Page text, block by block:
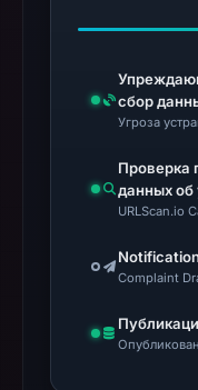
сбор
Угроза
Проверка
данных об
URLScan.io
Complaint